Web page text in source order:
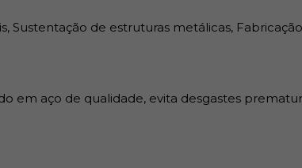
Sustentação de estruturas metálicas,
em aço de qualidade, evita desgastes